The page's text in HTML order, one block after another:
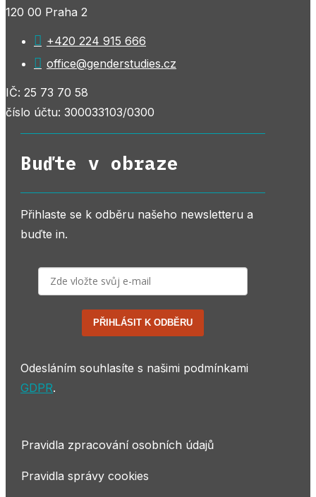
120 00 Praha 2
 +420 224 915 666
 office@genderstudies.cz
IČ: 25 73 70 58
číslo účtu: 300033103/0300
Buďte v obraze
Přihlaste se k odběru našeho newsletteru a
buďte in.
PŘIHLÁSIT K ODBĚRU
Odesláním souhlasíte s našimi podmínkami
GDPR.
Pravidla zpracování osobních údajů
Pravidla správy cookies